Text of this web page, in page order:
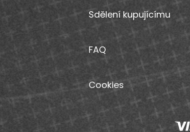
Sdělení kupujícímu
FAQ
Cookies